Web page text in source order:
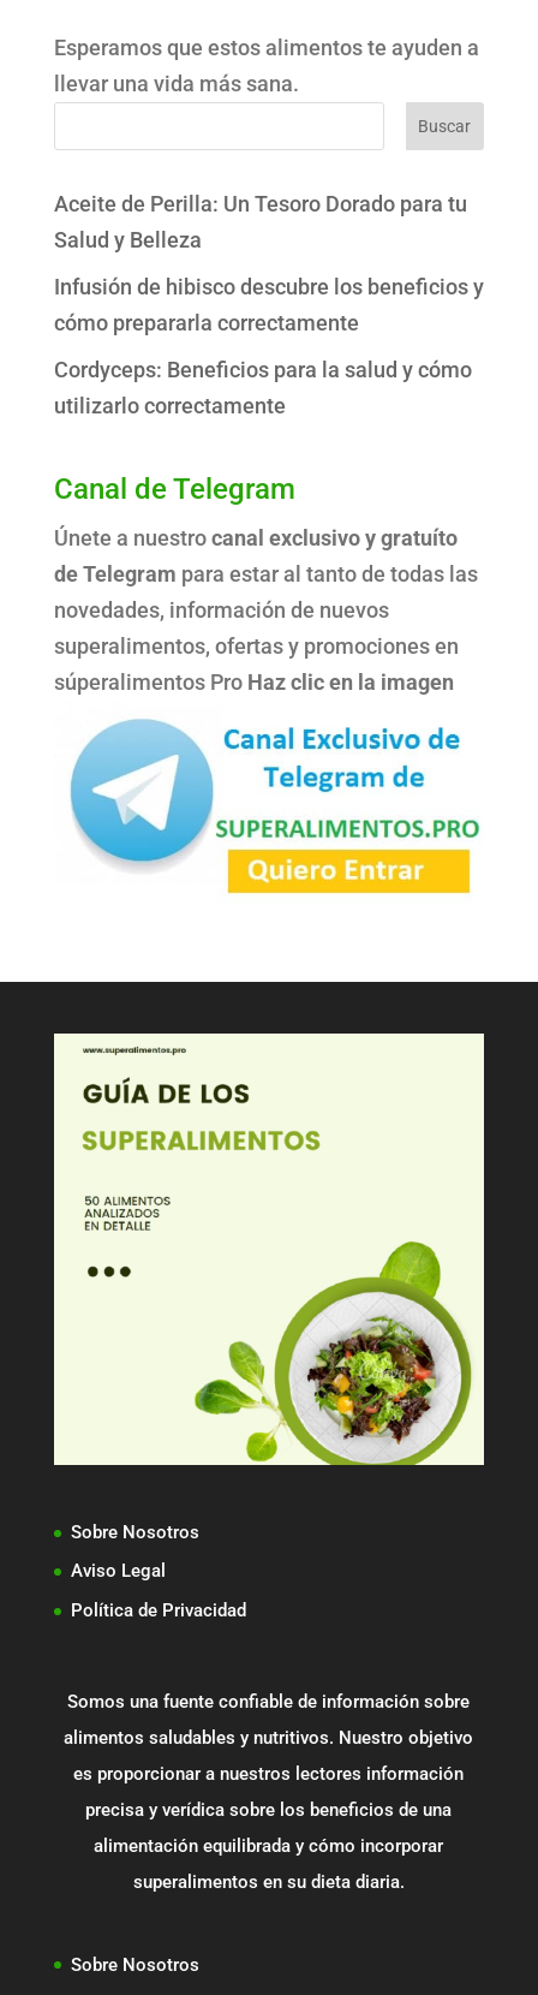
Esperamos que estos alimentos te ayuden a
llevar una vida más sana.
Buscar
Aceite de Perilla: Un Tesoro Dorado para tu
Salud y Belleza
Infusión de hibisco descubre los beneficios y
cómo prepararla correctamente
Cordyceps: Beneficios para la salud y cómo
utilizarlo correctamente
Canal de Telegram
Únete a nuestrocanal exclusivo y gratuíto
de Telegram para estar al tanto de todas las
novedades, información de nuevos
superalimentos, ofertas y promociones en
súperalimentos Pro Haz clic en la imagen
Sobre Nosotros
Aviso Legal
Política de Privacidad
Somos una fuente confiable de información sobre
alimentos saludables y nutritivos. Nuestro objetivo
es proporcionar a nuestros lectores información
precisa y verídica sobre los beneficios de una
alimentación equilibrada y cómo incorporar
superalimentos en su dieta diaria.
Sobre Nosotros